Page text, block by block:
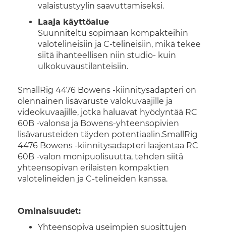
valaistustyylin saavuttamiseksi.
Laaja käyttöalue
Suunniteltu sopimaan kompakteihin
valotelineisiin ja C-telineisiin, mikä tekee
siitä ihanteellisen niin studio- kuin
ulkokuvaustilanteisiin.
SmallRig 4476 Bowens -kiinnitysadapteri on
olennainen lisävaruste valokuvaajille ja
videokuvaajille, jotka haluavat hyödyntää RC
60B -valonsa ja Bowens-yhteensopivien
lisävarusteiden täyden potentiaalin.SmallRig
4476 Bowens -kiinnitysadapteri laajentaa RC
60B -valon monipuolisuutta, tehden siitä
yhteensopivan erilaisten kompaktien
valotelineiden ja C-telineiden kanssa.
Ominaisuudet:
Yhteensopiva useimpien suosittujen